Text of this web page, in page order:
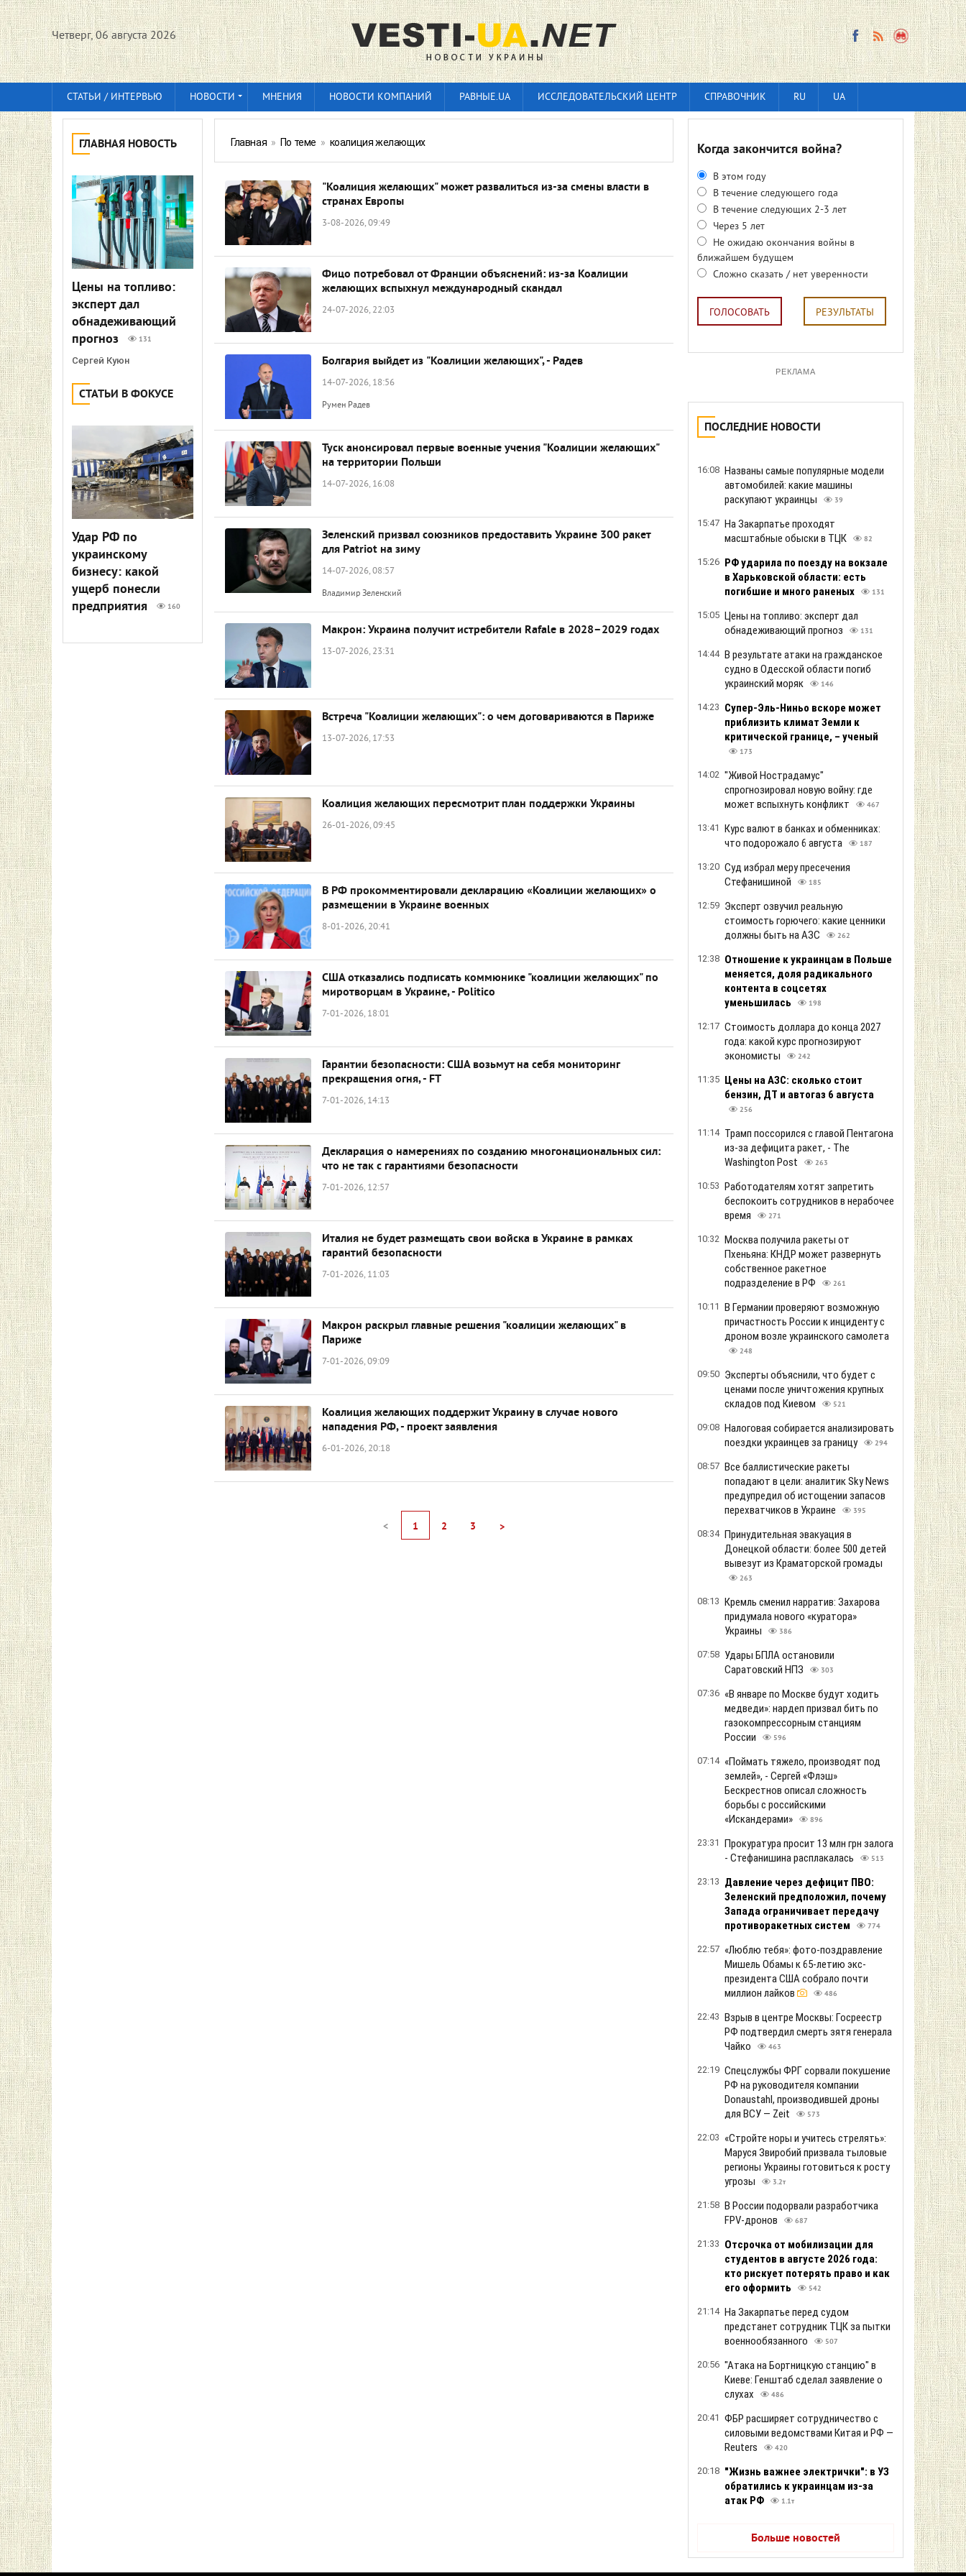
Четверг, 06 августа 2026
СТАТЬИ / ИНТЕРВЬЮ НОВОСТИ МНЕНИЯ НОВОСТИ КОМПАНИЙ РАВНЫЕ.UA ИССЛЕДОВАТЕЛЬСКИЙ ЦЕНТР СПРАВОЧНИК RU UA
ГЛАВНАЯ НОВОСТЬ
Цены на топливо:
эксперт дал
обнадеживающий
прогноз
131
Сергей Куюн
СТАТЬИ В ФОКУСЕ
Удар РФ по
украинскому
бизнесу: какой
ущерб понесли
предприятия
160
Главная » По теме » коалиция желающих
"Коалиция желающих" может развалиться из-за смены власти в
странах Европы
3-08-2026, 09:49
Фицо потребовал от Франции объяснений: из-за Коалиции
желающих вспыхнул международный скандал
24-07-2026, 22:03
Болгария выйдет из "Коалиции желающих", - Радев
14-07-2026, 18:56
Румен Радев
Туск анонсировал первые военные учения "Коалиции желающих"
на территории Польши
14-07-2026, 16:08
Зеленский призвал союзников предоставить Украине 300 ракет
для Patriot на зиму
14-07-2026, 08:57
Владимир Зеленский
Макрон: Украина получит истребители Rafale в 2028–2029 годах
13-07-2026, 23:31
Встреча "Коалиции желающих": о чем договариваются в Париже
13-07-2026, 17:53
Коалиция желающих пересмотрит план поддержки Украины
26-01-2026, 09:45
В РФ прокомментировали декларацию «Коалиции желающих» о
размещении в Украине военных
8-01-2026, 20:41
США отказались подписать коммюнике "коалиции желающих" по
миротворцам в Украине, - Politico
7-01-2026, 18:01
Гарантии безопасности: США возьмут на себя мониторинг
прекращения огня, - FT
7-01-2026, 14:13
Декларация о намерениях по созданию многонациональных сил:
что не так с гарантиями безопасности
7-01-2026, 12:57
Италия не будет размещать свои войска в Украине в рамках
гарантий безопасности
7-01-2026, 11:03
Макрон раскрыл главные решения "коалиции желающих" в
Париже
7-01-2026, 09:09
Коалиция желающих поддержит Украину в случае нового
нападения РФ, - проект заявления
6-01-2026, 20:18
< 1 2 3 >
Когда закончится война?
В этом году
В течение следующего года
В течение следующих 2-3 лет
Через 5 лет
Не ожидаю окончания войны в
ближайшем будущем
Сложно сказать / нет уверенности
ГОЛОСОВАТЬ РЕЗУЛЬТАТЫ
РЕКЛАМА
ПОСЛЕДНИЕ НОВОСТИ
16:08 Названы самые популярные модели
автомобилей: какие машины
раскупают украинцы
39
15:47 На Закарпатье проходят
масштабные обыски в ТЦК
82
15:26 РФ ударила по поезду на вокзале
в Харьковской области: есть
погибшие и много раненых
131
15:05 Цены на топливо: эксперт дал
обнадеживающий прогноз
131
14:44 В результате атаки на гражданское
судно в Одесской области погиб
украинский моряк
146
14:23 Супер-Эль-Ниньо вскоре может
приблизить климат Земли к
критической границе, – ученый
173
14:02 "Живой Нострадамус"
спрогнозировал новую войну: где
может вспыхнуть конфликт
467
13:41 Курс валют в банках и обменниках:
что подорожало 6 августа
187
13:20 Суд избрал меру пресечения
Стефанишиной
185
12:59 Эксперт озвучил реальную
стоимость горючего: какие ценники
должны быть на АЗС
262
12:38 Отношение к украинцам в Польше
меняется, доля радикального
контента в соцсетях
уменьшилась
198
12:17 Стоимость доллара до конца 2027
года: какой курс прогнозируют
экономисты
242
11:35 Цены на АЗС: сколько стоит
бензин, ДТ и автогаз 6 августа
256
11:14 Трамп поссорился с главой Пентагона
из-за дефицита ракет, - The
Washington Post
263
10:53 Работодателям хотят запретить
беспокоить сотрудников в нерабочее
время
271
10:32 Москва получила ракеты от
Пхеньяна: КНДР может развернуть
собственное ракетное
подразделение в РФ
261
10:11 В Германии проверяют возможную
причастность России к инциденту с
дроном возле украинского самолета
248
09:50 Эксперты объяснили, что будет с
ценами после уничтожения крупных
складов под Киевом
521
09:08 Налоговая собирается анализировать
поездки украинцев за границу
294
08:57 Все баллистические ракеты
попадают в цели: аналитик Sky News
предупредил об истощении запасов
перехватчиков в Украине
395
08:34 Принудительная эвакуация в
Донецкой области: более 500 детей
вывезут из Краматорской громады
263
08:13 Кремль сменил нарратив: Захарова
придумала нового «куратора»
Украины
386
07:58 Удары БПЛА остановили
Саратовский НПЗ
303
07:36 «В январе по Москве будут ходить
медведи»: нардеп призвал бить по
газокомпрессорным станциям
России
596
07:14 «Поймать тяжело, производят под
землей», - Сергей «Флэш»
Бескрестнов описал сложность
борьбы с российскими
«Искандерами»
896
23:31 Прокуратура просит 13 млн грн залога
- Стефанишина расплакалась
513
23:13 Давление через дефицит ПВО:
Зеленский предположил, почему
Запада ограничивает передачу
противоракетных систем
774
22:57 «Люблю тебя»: фото-поздравление
Мишель Обамы к 65-летию экс-
президента США собрало почти
миллион лайков
486
22:43 Взрыв в центре Москвы: Госреестр
РФ подтвердил смерть зятя генерала
Чайко
463
22:19 Спецслужбы ФРГ сорвали покушение
РФ на руководителя компании
Donaustahl, производившей дроны
для ВСУ — Zeit
573
22:03 «Стройте норы и учитесь стрелять»:
Маруся Звиробий призвала тыловые
регионы Украины готовиться к росту
угрозы
3.2т
21:58 В России подорвали разработчика
FPV-дронов
687
21:33 Отсрочка от мобилизации для
студентов в августе 2026 года:
кто рискует потерять право и как
его оформить
542
21:14 На Закарпатье перед судом
предстанет сотрудник ТЦК за пытки
военнообязанного
507
20:56 "Атака на Бортницкую станцию" в
Киеве: Генштаб сделал заявление о
слухах
486
20:41 ФБР расширяет сотрудничество с
силовыми ведомствами Китая и РФ —
Reuters
420
20:18 "Жизнь важнее электрички": в УЗ
обратились к украинцам из-за
атак РФ
1.1т
Больше новостей